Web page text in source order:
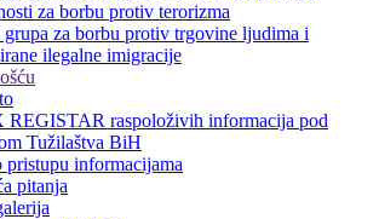
za borbu protiv terorizma
grupa za borbu protiv trgovine ljudima i
ilegalne imigracije
raspoloživih informacija pod
Tužilaštva BiH
pristupu informacijama
pitanja